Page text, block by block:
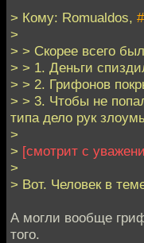
> Кому: Romualdos,
>
> > Скорее всего
> > 1. Деньги
> > 2. Грифонов
> > 3. Чтобы не
типа дело рук
>
> [смотрит с
>
> Вот. Человек в
А могли вообще
того.